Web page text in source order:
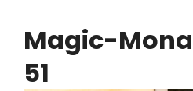
Magic-
51